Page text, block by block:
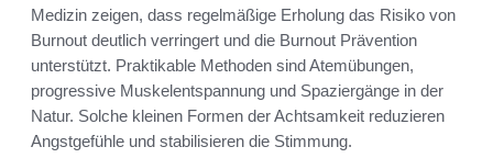
Medizin zeigen, dass regelmäßige Erholung das Risiko von
Burnout deutlich verringert und die Burnout Prävention
unterstützt. Praktikable Methoden sind Atemübungen,
progressive Muskelentspannung und Spaziergänge in der
Natur. Solche kleinen Formen der Achtsamkeit reduzieren
Angstgefühle und stabilisieren die Stimmung.